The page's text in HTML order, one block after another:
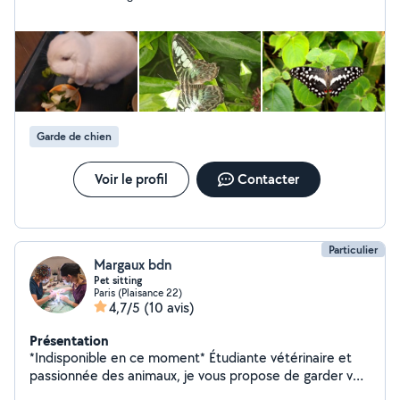
des:Chiens, chats,lapins,cochon d inde,tortue... De plus,
j ai le diplôme d assistante vétérinaire option NAC.Je
garde un animal à la fois ou plusieurs si même
propriétaire.Si vous êtes intéressez vous pouvez me
contactez par le site merci et peut être à bientôt
Sophie.
Garde de chien
Voir le profil Contacter
Particulier
Margaux bdn
Pet sitting
Paris (Plaisance 22)
4,7/5 (10 avis)
Présentation
*Indisponible en ce moment* Étudiante vétérinaire et
passionnée des animaux, je vous propose de garder vos